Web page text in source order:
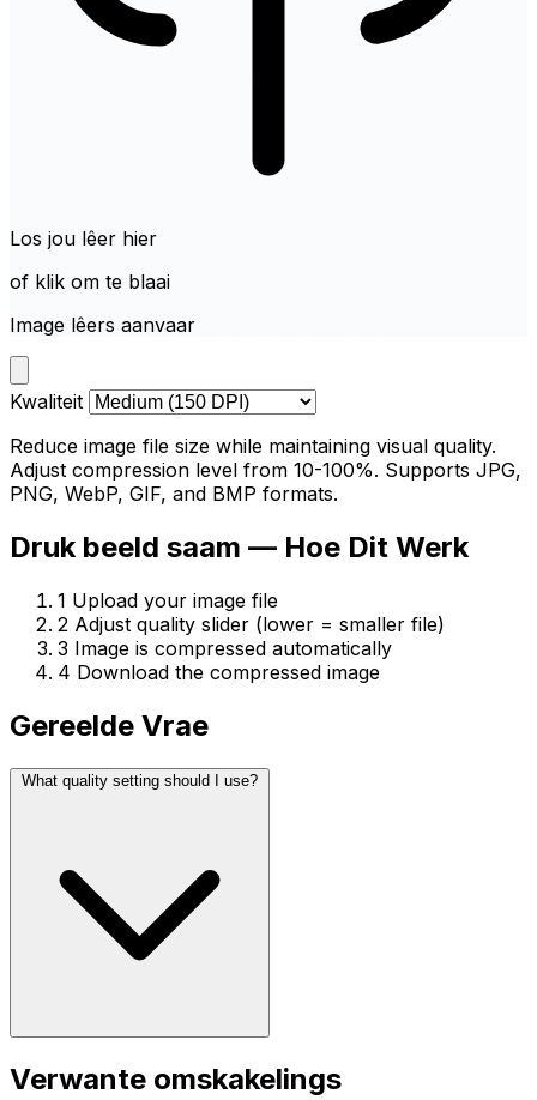
Los jou lêer hier
of klik om te blaai
Image lêers aanvaar
Kwaliteit
Reduce image file size while maintaining visual quality.
Adjust compression level from 10-100%. Supports JPG,
PNG, WebP, GIF, and BMP formats.
Druk beeld saam — Hoe Dit Werk
1 Upload your image file
2 Adjust quality slider (lower = smaller file)
3 Image is compressed automatically
4 Download the compressed image
Gereelde Vrae
What quality setting should I use?
Verwante omskakelings